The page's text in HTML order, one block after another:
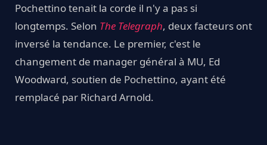
Pochettino tenait la corde il n'y a pas si
longtemps. Selon The Telegraph, deux facteurs ont
inversé la tendance. Le premier, c'est le
changement de manager général à MU, Ed
Woodward, soutien de Pochettino, ayant été
remplacé par Richard Arnold.